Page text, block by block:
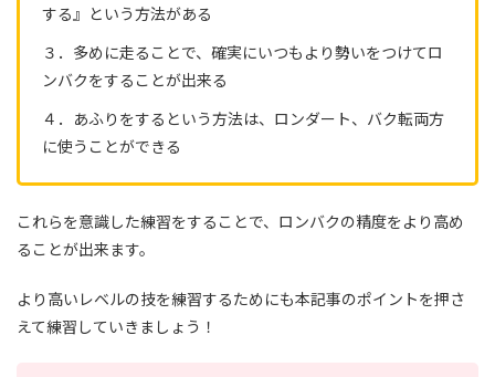
する』という方法がある
３．多めに走ることで、確実にいつもより勢いをつけてロ
ンバクをすることが出来る
４．あふりをするという方法は、ロンダート、バク転両方
に使うことができる
これらを意識した練習をすることで、ロンバクの精度をより高め
ることが出来ます。
より高いレベルの技を練習するためにも本記事のポイントを押さ
えて練習していきましょう！